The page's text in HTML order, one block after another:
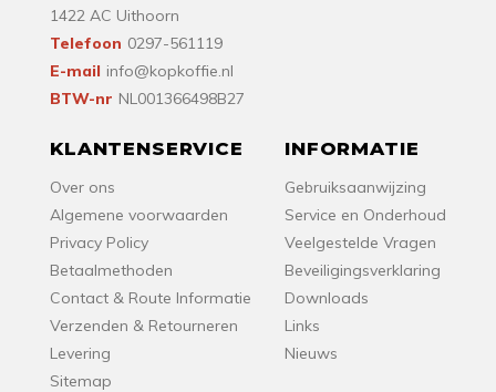
1422 AC Uithoorn
Telefoon 0297-561119
E-mail info@kopkoffie.nl
BTW-nr NL001366498B27
KLANTENSERVICE
Over ons
Algemene voorwaarden
Privacy Policy
Betaalmethoden
Contact & Route Informatie
Verzenden & Retourneren
Levering
Sitemap
INFORMATIE
Gebruiksaanwijzing
Service en Onderhoud
Veelgestelde Vragen
Beveiligingsverklaring
Downloads
Links
Nieuws